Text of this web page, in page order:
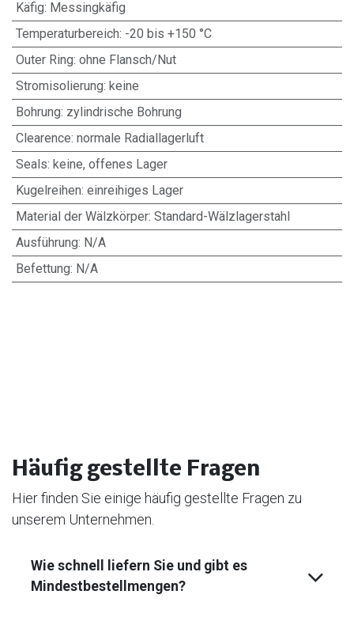
Käfig: Messingkäfig
Temperaturbereich: -20 bis +150 °C
Outer Ring: ohne Flansch/Nut
Stromisolierung: keine
Bohrung: zylindrische Bohrung
Clearence: normale Radiallagerluft
Seals: keine, offenes Lager
Kugelreihen: einreihiges Lager
Material der Wälzkörper: Standard-Wälzlagerstahl
Ausführung: N/A
Befettung: N/A
Häufig gestellte Fragen
Hier finden Sie einige häufig gestellte Fragen zu
unserem Unternehmen.
Wie schnell liefern Sie und gibt es
Mindest­bestell­mengen?